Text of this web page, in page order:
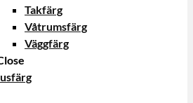
Takfärg
Våtrumsfärg
Väggfärg